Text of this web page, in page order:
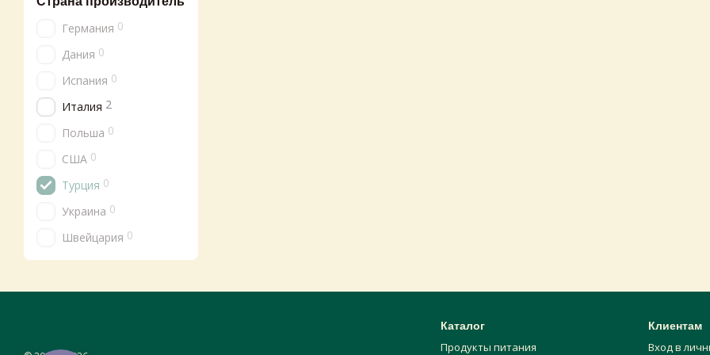
Германия 0
Дания 0
Испания 0
Италия 2
Польша 0
США 0
Турция 0
Украина 0
Швейцария 0
Каталог
Продукты питания
Клиентам
Вход в